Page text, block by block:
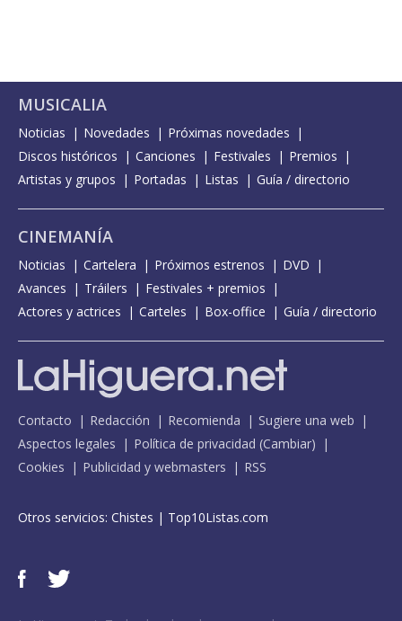
MUSICALIA
Noticias Novedades
Próximas novedades
Discos históricos
Canciones Festivales
Premios
Artistas y grupos
Portadas Listas Guía / directorio
CINEMANÍA
Noticias Cartelera Próximos estrenos
DVD
Avances
Tráilers
Festivales + premios
Actores y actrices
Carteles Box-office Guía / directorio
Contacto Redacción Recomienda
Sugiere una web
Aspectos legales
Política de privacidad (Cambiar)
Cookies
Publicidad y webmasters RSS
Otros servicios: Chistes | Top10Listas.com